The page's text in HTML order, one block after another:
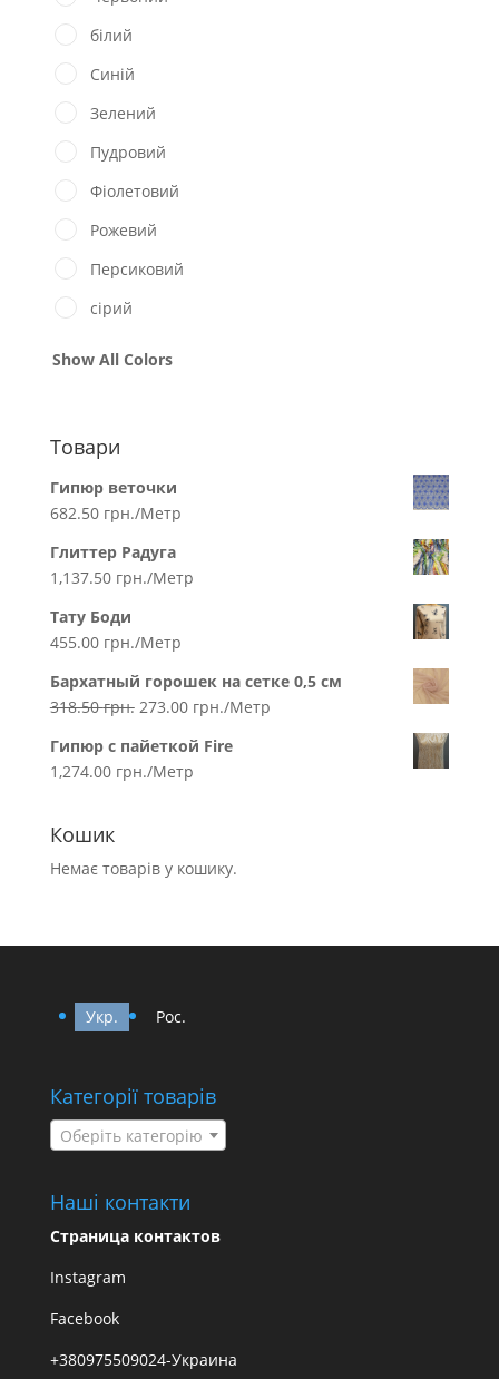
білий
Синій
Зелений
Пудровий
Фіолетовий
Рожевий
Персиковий
сірий
Show All Colors
Товари
Гипюр веточки
682.50 грн./Метр
Глиттер Радуга
1,137.50 грн./Метр
Тату Боди
455.00 грн./Метр
Бархатный горошек на сетке 0,5 см
318.50грн. 273.00 грн./Метр
Гипюр с пайеткой Fire
1,274.00 грн./Метр
Кошик
Немає товарів у кошику.
Укр. Рос.
Категорії товарів
Оберіть категорію
Наші контакти
Страница контактов
Instagram
Facebook
+380975509024-Украина